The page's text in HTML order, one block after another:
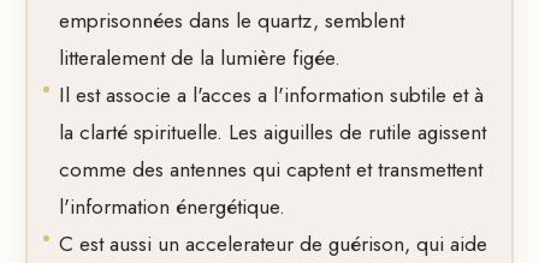
emprisonnées dans le quartz, semblent
litteralement de la lumière figée.
Il est associe a l'acces a l'information subtile et à
la clarté spirituelle. Les aiguilles de rutile agissent
comme des antennes qui captent et transmettent
l'information énergétique.
C est aussi un accelerateur de guérison, qui aide